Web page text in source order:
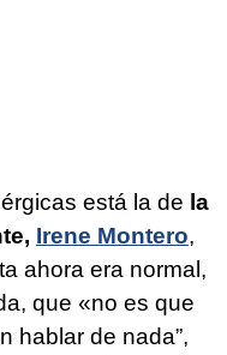
está la de la
Irene Montero,
ahora era normal,
que «no es que
hablar de nada”,